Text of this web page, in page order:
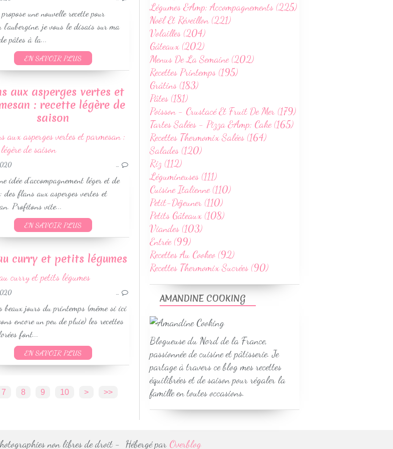
RECETTES AU COOKEO
VÉGETARIEN
WEIGHTWATCHERS
CUISINE ITALIENNE
RECETTES ÉTÉ
une nouvelle recette pour
l'aubergine, je vous le disais sur ma
pâtes à la...
EN SAVOIR PLUS
LÉGUMES & ACCOMPAGNEMENTS
VÉGETARIEN
SANS GLUTEN
WEIGHTWATCHERS
RECETTES ÉTÉ
aux asperges vertes et
: recette légère de
saison
LÉGUMES & ACCOMPAGNEMENTS
RECETTES PRINTEMPS
…
idée d’accompagnement léger et de
des flans aux asperges vertes et
Profitons vite...
EN SAVOIR PLUS
RECETTES AU COOKEO
LÉGUMES & ACCOMPAGNEMENTS
WEIGHTWATCHERS
SANS GLUTEN
RECETTES PRINTEMPS
curry et petits légumes
RIZ
SANS GLUTEN
WEIGHTWATCHERS
SAVEURS INDIENNES
RECETTES AU COOKEO
RECETTES PRINTEMPS
…
beaux jours du printemps (même si ici
encore un peu de pluie) les recettes
font...
EN SAVOIR PLUS
7 8 9 10 > >>
AMANDINE COOKING
Blogueuse du Nord de la France,
passionnée de cuisine et pâtisserie. Je
partage à travers ce blog mes recettes
équilibrées et de saison pour régaler la
famille en toutes occasions.
Légumes &Amp; Accompagnements (225)
Noël Et Réveillon (221)
Volailles (204)
Gâteaux (202)
Menus De La Semaine (202)
Recettes Printemps (195)
Grâtins (183)
Pâtes (181)
Poisson - Crustacé Et Fruit De Mer (179)
Tartes Salées - Pizza &Amp; Cake (165)
Recettes Thermomix Salées (164)
Salades (120)
Riz (112)
Légumineuses (111)
Cuisine Italienne (110)
Petit-Déjeuner (110)
Petits Gâteaux (108)
Viandes (103)
Entrée (99)
Recettes Au Cookeo (92)
Recettes Thermomix Sucrées (90)
non libres de droit - Hébergé par Overblog